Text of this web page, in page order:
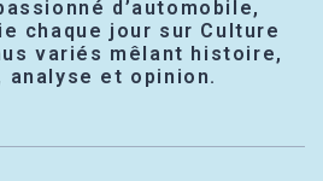
d’automobile,
chaque jour sur Culture
variés mêlant histoire,
analyse et opinion.